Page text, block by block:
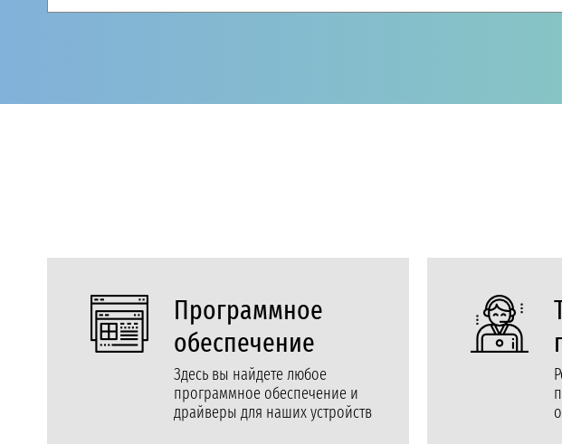
Программное
обеспечение
Здесь вы найдете любое
программное обеспечение и
драйверы для наших устройств